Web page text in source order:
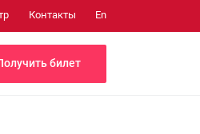
Контакты En
билет